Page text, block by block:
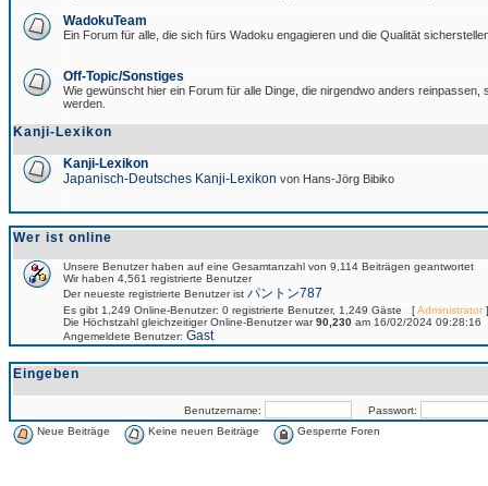
WadokuTeam
Ein Forum für alle, die sich fürs Wadoku engagieren und die Qualität
Off-Topic/Sonstiges
Wie gewünscht hier ein Forum für alle Dinge, die nirgendwo anders reinpassen,
werden.
Kanji-Lexikon
Kanji-Lexikon
Japanisch-Deutsches Kanji-Lexikon von Hans-Jörg Bibiko
Wer ist online
Unsere Benutzer haben auf eine Gesamtanzahl von 9,114 Beiträgen geantwortet
Wir haben 4,561 registrierte Benutzer
Der neueste registrierte Benutzer ist パントン787
Es gibt 1,249 Online-Benutzer: 0 registrierte Benutzer, 1,249 Gäste [Administrator
Die Höchstzahl gleichzeitiger Online-Benutzer war90,230 am 16/02/2024 09:28:16
Angemeldete Benutzer: Gast
Eingeben
Benutzername:
Passwort:
Neue Beiträge
Keine neuen Beiträge Gesperrte Foren